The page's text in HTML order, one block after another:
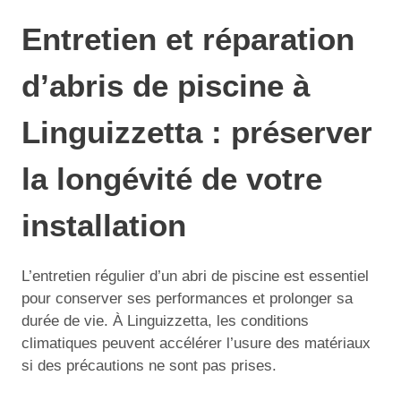
Entretien et réparation
d’abris de piscine à
Linguizzetta : préserver
la longévité de votre
installation
L’entretien régulier d’un abri de piscine est essentiel
pour conserver ses performances et prolonger sa
durée de vie. À Linguizzetta, les conditions
climatiques peuvent accélérer l’usure des matériaux
si des précautions ne sont pas prises.